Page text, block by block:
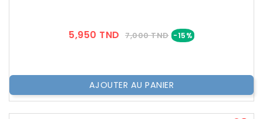
5,950 TND Prix
7,000 TND -15%Prix
AJOUTER AU PANIER